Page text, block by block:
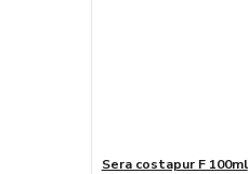
Sera costapur F 100ml